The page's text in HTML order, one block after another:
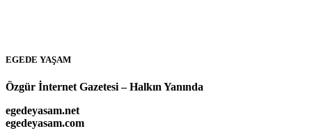
EGEDE YAŞAM
Özgür İnternet Gazetesi – Halkın Yanında
egedeyasam.net
egedeyasam.com